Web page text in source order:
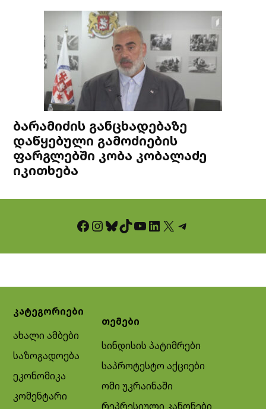
ბარამიძის განცხადებაზე
დაწყებული გამოძიების
ფარგლებში კობა კობალაძე
იკითხება
Facebook InstagramBluesky TikTok YouTube LinkedIn X Telegram
კატეგორიები
ახალი ამბები
საზოგადოება
ეკონომიკა
კომენტარი
თემები
სინდისის პატიმრები
საპროტესტო აქციები
ომი უკრაინაში
რეპრესიული კანონები